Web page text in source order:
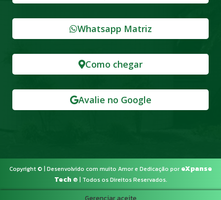
Whatsapp Matriz
Como chegar
Avalie no Google
Copyright© | Desenvolvido com muito Amor e Dedicação por eXpanse
Tech ® | Todos os Direitos Reservados.
Gerenciar aceite